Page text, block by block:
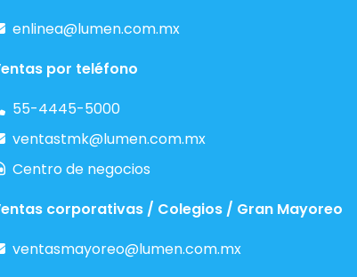
enlinea@lumen.com.mx
por teléfono
55-4445-5000
ventastmk@lumen.com.mx
Centro de negocios
corporativas / Colegios / Gran Mayoreo
ventasmayoreo@lumen.com.mx